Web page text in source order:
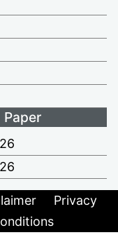
Privacy